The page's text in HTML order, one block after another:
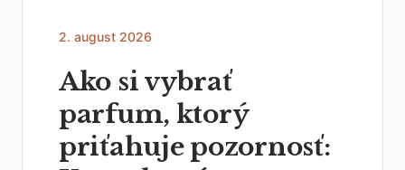
2. august 2026
Ako si vybrať
parfum, ktorý
priťahuje pozornosť: